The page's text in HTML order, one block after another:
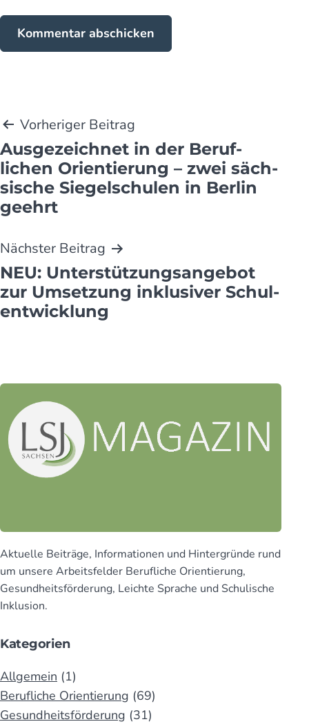
Beitragsnavigation
Vorheriger Beitrag
Ausgezeichnet in der Beruf­
lichen Orien­tie­rung – zwei säch­
sische Siegel­schulen in Berlin
geehrt
Nächster Beitrag
NEU: Unter­stützungs­angebot
zur Umset­zung inklu­siver Schul­
ent­wicklung
Aktuelle Beiträge, Infor­mationen und Hinter­gründe rund
um unsere Arbeits­felder Beruf­liche Orien­tierung,
Gesund­heits­för­derung, Leichte Sprache und Schu­lische
Inklusion.
Kategorien
Allgemein (1)
Berufliche Orientierung (69)
Gesundheitsförderung (31)